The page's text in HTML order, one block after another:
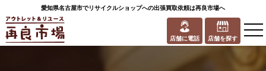
愛知県名古屋市でリサイクルショップへの出張買取依頼は再良市場へ
店舗に電話 店舗を探す